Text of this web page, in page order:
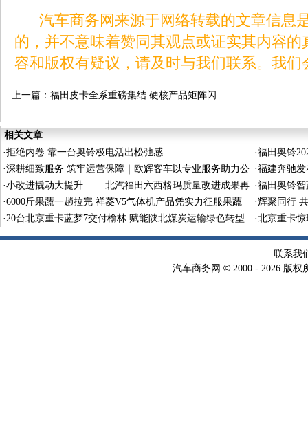
汽车商务网来源于网络转载的文章信息
的，并不意味着赞同其观点或证实其内容
容和版权有疑议，请及时与我们联系。我
上一篇： 福田皮卡全系重磅集结 硬核产品矩阵闪
相关文章
·拒绝内卷 靠一台奥铃极电活出松弛感 ·福田奥铃
义驱动长效
·深耕细致服务 筑牢运营保障｜欧辉客车以专业服务助力公
交平稳运行
·福建奔驰发
·小改进撬动大提升 ——北汽福田六西格玛质量改进成果再
获国家级殊荣
·福田奥铃
·6000斤果蔬一趟拉完 祥菱V5气体机产品凭实力征服果蔬
生意人
·辉聚同行
启航
·20台北京重卡蓝梦7交付榆林 赋能陕北煤炭运输绿色转型 ·北京重卡
联系我
汽车商务网 © 2000 - 2026 版权